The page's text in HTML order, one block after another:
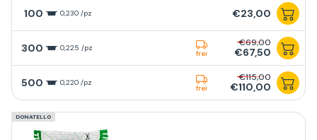
100 0,230 /pz €23,00
300 0,225 /pz
frei
€69,00
€67,50
500 0,220 /pz
frei
€115,00
€110,00
DONATELLO